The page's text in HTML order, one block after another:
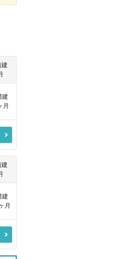
建
建
月
建
建
月